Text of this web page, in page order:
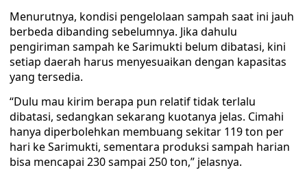
Menurutnya, kondisi pengelolaan sampah saat ini jauh
berbeda dibanding sebelumnya. Jika dahulu
pengiriman sampah ke Sarimukti belum dibatasi, kini
setiap daerah harus menyesuaikan dengan kapasitas
yang tersedia.
“Dulu mau kirim berapa pun relatif tidak terlalu
dibatasi, sedangkan sekarang kuotanya jelas. Cimahi
hanya diperbolehkan membuang sekitar 119 ton per
hari ke Sarimukti, sementara produksi sampah harian
bisa mencapai 230 sampai 250 ton,” jelasnya.